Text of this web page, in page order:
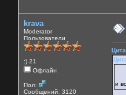
krava
Moderator
Пользователи
:) 21
Офлайн
Пол:
Сообщений: 3120
и